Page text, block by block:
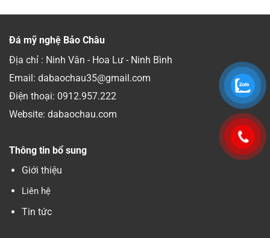
Đá mỹ nghệ Bảo Châu
Địa chỉ : Ninh Vân - Hoa Lư - Ninh Bình
Email: dabaochau35@gmail.com
Điện thoại: 0912.957.222
Website: dabaochau.com
Thông tin bổ sung
Giới thiệu
Liên hệ
Tin tức